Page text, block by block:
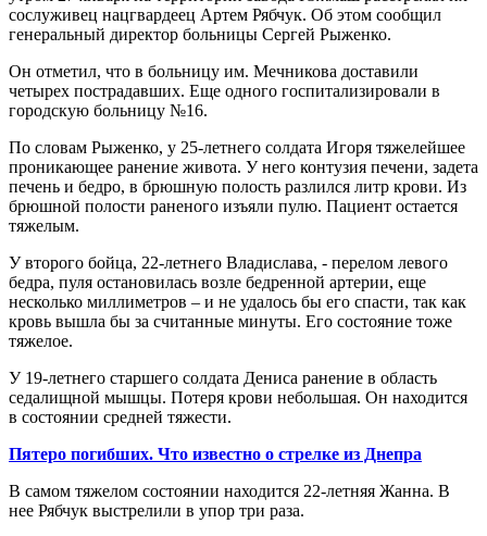
сослуживец нацгвардеец Артем Рябчук. Об этом сообщил
генеральный директор больницы Сергей Рыженко.
Он отметил, что в больницу им. Мечникова доставили
четырех пострадавших. Еще одного госпитализировали в
городскую больницу №16.
По словам Рыженко, у 25-летнего солдата Игоря тяжелейшее
проникающее ранение живота. У него контузия печени, задета
печень и бедро, в брюшную полость разлился литр крови. Из
брюшной полости раненого изъяли пулю. Пациент остается
тяжелым.
У второго бойца, 22-летнего Владислава, - перелом левого
бедра, пуля остановилась возле бедренной артерии, еще
несколько миллиметров – и не удалось бы его спасти, так как
кровь вышла бы за считанные минуты. Его состояние тоже
тяжелое.
У 19-летнего старшего солдата Дениса ранение в область
седалищной мышцы. Потеря крови небольшая. Он находится
в состоянии средней тяжести.
Пятеро погибших. Что известно о стрелке из Днепра
В самом тяжелом состоянии находится 22-летняя Жанна. В
нее Рябчук выстрелили в упор три раза.